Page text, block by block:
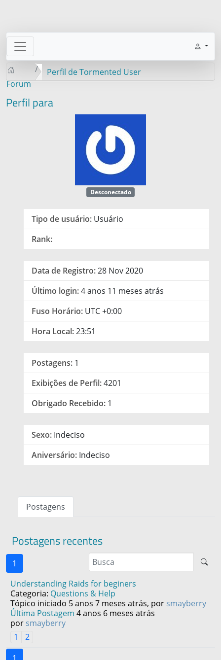
Forum
Perfil de Tormented User
Perfil para
Desconectado
Tipo de usuário: Usuário
Rank:
Data de Registro:28 Nov 2020
Último login:4 anos 11 meses atrás
Fuso Horário: UTC +0:00
Hora Local:23:51
Postagens: 1
Exibições de Perfil:4201
Obrigado Recebido: 1
Sexo: Indeciso
Aniversário: Indeciso
Postagens
Postagens recentes
1
Understanding Raids for beginers
Categoria: Questions & Help
Tópico iniciado 5 anos 7 meses atrás, por smayberry
Última Postagem 4 anos 6 meses atrás
por smayberry
1
2